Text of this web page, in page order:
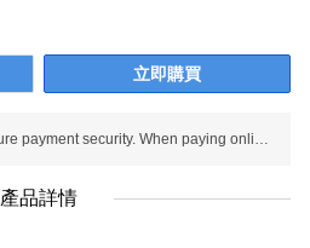
立即購買
Use SSL protocol to ensure payment security. When paying online, your payment information is protected.
產品詳情